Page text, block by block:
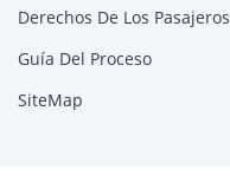
Derechos De Los Pasajeros
Guía Del Proceso
SiteMap